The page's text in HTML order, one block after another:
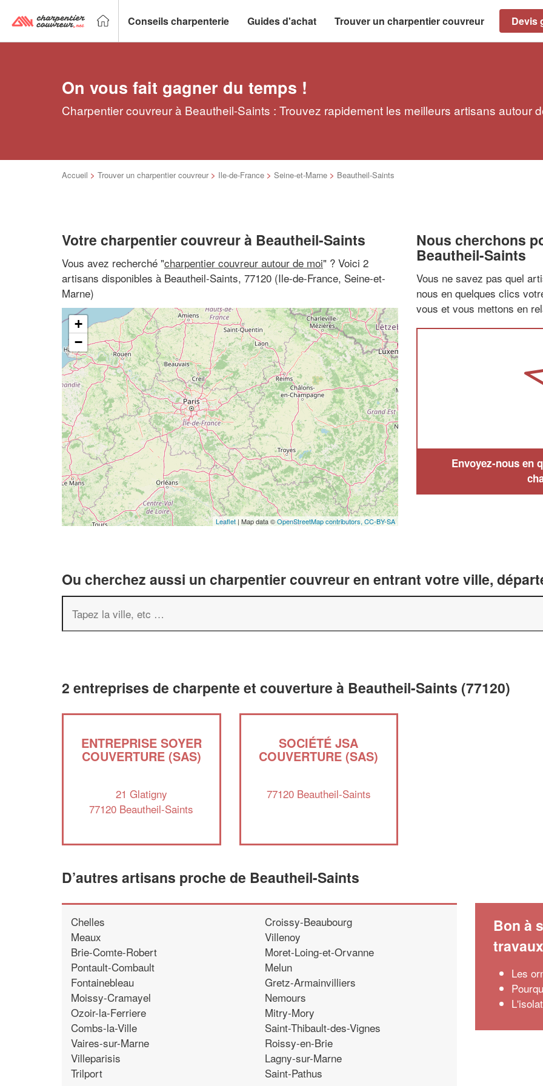
Conseils charpenterie Guides d'achat Trouver un charpentier couvreur Devis
On vous fait gagner du temps !
Charpentier couvreur à Beautheil-Saints : Trouvez rapidement les meilleurs artisans autour
Accueil > Trouver un charpentier couvreur > Ile-de-France > Seine-et-Marne > Beautheil-Saints
Votre charpentier couvreur à Beautheil-Saints
Vous avez recherché "charpentier couvreur autour de moi" ? Voici 2
artisans disponibles à Beautheil-Saints, 77120 (Ile-de-France, Seine-et-
Marne)
+
−
Leaflet | Map data ©OpenStreetMap contributors, CC-BY-SA
Nous cherchons
Beautheil-Saints
Vous ne savez pas quel
nous en quelques clics
vous et vous mettons en
Envoyez-nous en
Ou cherchez aussi un charpentier couvreur en entrant votre ville,
2 entreprises de charpente et couverture à Beautheil-Saints (77120)
ENTREPRISE SOYER
COUVERTURE (SAS)
21 Glatigny
77120 Beautheil-Saints
SOCIÉTÉ JSA
COUVERTURE (SAS)
77120 Beautheil-Saints
D’autres artisans proche de Beautheil-Saints
Chelles
Meaux
Brie-Comte-Robert
Pontault-Combault
Fontainebleau
Moissy-Cramayel
Ozoir-la-Ferriere
Combs-la-Ville
Vaires-sur-Marne
Villeparisis
Trilport
Croissy-Beaubourg
Villenoy
Moret-Loing-et-Orvanne
Melun
Gretz-Armainvilliers
Nemours
Mitry-Mory
Saint-Thibault-des-Vignes
Roissy-en-Brie
Lagny-sur-Marne
Saint-Pathus
Bon à
travaux
Les